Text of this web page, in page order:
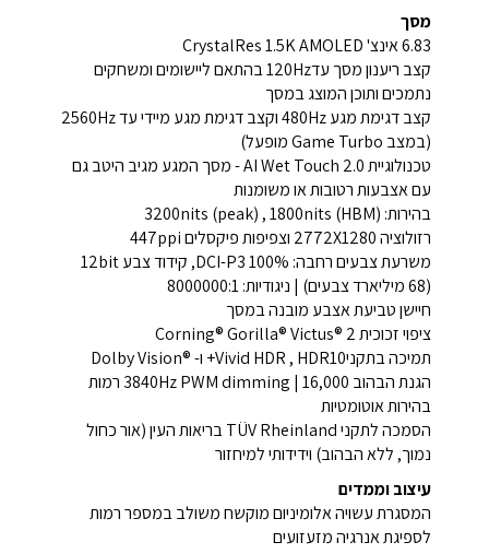
מסך
6.83 אינצ' CrystalRes 1.5K AMOLED
קצב ריענון מסך עד120Hz בהתאם ליישומים ומשחקים
נתמכים ותוכן המוצג במסך
קצב דגימת מגע 480Hz וקצב דגימת מגע מיידי עד 2560Hz
(במצב Game Turbo מופעל)
טכנולוגיית AI Wet Touch 2.0 - מסך המגע מגיב היטב גם
עם אצבעות רטובות או משומנות
בהירות: 3200nits (peak) , 1800nits (HBM)
רזולוציה 2772X1280 וצפיפות פיקסלים 447ppi
משרעת צבעים רחבה: DCI-P3 100%, קידוד צבע 12bit
(68 מיליארד צבעים) | ניגודיות: 8000000:1
חיישן טביעת אצבע מובנה במסך
ציפוי זכוכית Corning® Gorilla® Victus® 2
תמיכה בתקניVivid HDR , HDR10+ ו- ®Dolby Vision
הגנת הבהוב 3840Hz PWM dimming | 16,000 רמות
בהירות אוטומטיות
הסמכה לתקני TÜV Rheinland בריאות העין (אור כחול
נמוך, ללא הבהוב) וידידותי למיחזור
עיצוב וממדים
המסגרת עשויה אלומיניום מוקשח משולב במספר רמות
לספיגת אנרגיה מזעזועים